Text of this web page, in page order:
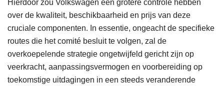
Hierdoor zou Volkswagen een grotere controle hebben
over de kwaliteit, beschikbaarheid en prijs van deze
cruciale componenten. In essentie, ongeacht de specifieke
routes die het comité besluit te volgen, zal de
overkoepelende strategie ongetwijfeld gericht zijn op
veerkracht, aanpassingsvermogen en voorbereiding op
toekomstige uitdagingen in een steeds veranderende